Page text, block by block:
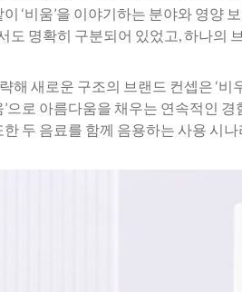
‘비움’을 이야기하는 분야와 영양
도 명확히 구분되어 있었고, 하나의
해 새로운 구조의 브랜드 컨셉은 ‘비
’으로 아름다움을 채우는 연속적인
한 두 음료를 함께 음용하는 사용 시